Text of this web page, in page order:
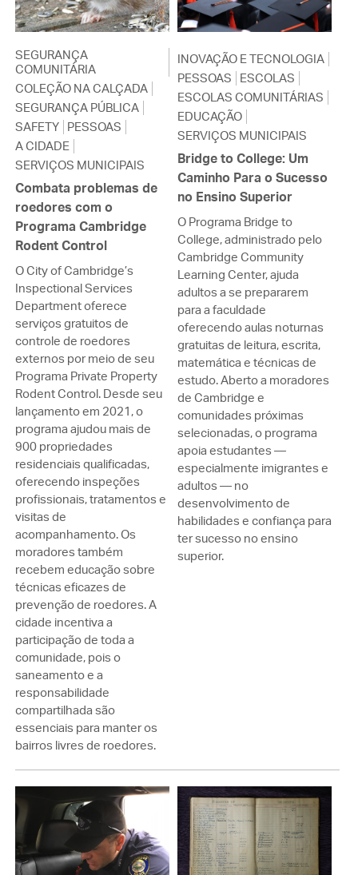
SEGURANÇA
COMUNITÁRIA
COLEÇÃO NA CALÇADA
SEGURANÇA PÚBLICA
SAFETY PESSOAS
A CIDADE
SERVIÇOS MUNICIPAIS
Combata problemas de
roedores com o
Programa Cambridge
Rodent Control
O City of Cambridge’s
Inspectional Services
Department oferece
serviços gratuitos de
controle de roedores
externos por meio de seu
Programa Private Property
Rodent Control. Desde seu
lançamento em 2021, o
programa ajudou mais de
900 propriedades
residenciais qualificadas,
oferecendo inspeções
profissionais, tratamentos e
visitas de
acompanhamento. Os
moradores também
recebem educação sobre
técnicas eficazes de
prevenção de roedores. A
cidade incentiva a
participação de toda a
comunidade, pois o
saneamento e a
responsabilidade
compartilhada são
essenciais para manter os
bairros livres de roedores.
INOVAÇÃO E TECNOLOGIA
PESSOAS
ESCOLAS
ESCOLAS COMUNITÁRIAS
EDUCAÇÃO
SERVIÇOS MUNICIPAIS
Bridge to College: Um
Caminho Para o Sucesso
no Ensino Superior
O Programa Bridge to
College, administrado pelo
Cambridge Community
Learning Center, ajuda
adultos a se prepararem
para a faculdade
oferecendo aulas noturnas
gratuitas de leitura, escrita,
matemática e técnicas de
estudo. Aberto a moradores
de Cambridge e
comunidades próximas
selecionadas, o programa
apoia estudantes —
especialmente imigrantes e
adultos — no
desenvolvimento de
habilidades e confiança para
ter sucesso no ensino
superior.